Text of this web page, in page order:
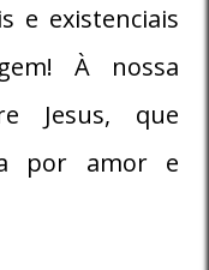
e existenciais
À nossa
Jesus, que
por amor e